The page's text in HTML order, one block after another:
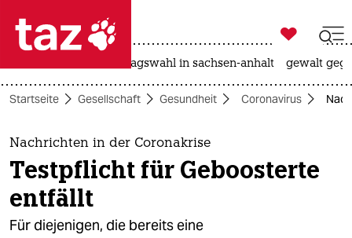
 taz zahl ich
taz zahl ich
themen
politik
öko

taz zahl ich
landtagswahl in sachsen-anhalt gewalt
Startseite Gesellschaft Gesundheit Coronavirus
Nachrichten in der Coronakrise
Testpflicht für Geboosterte
entfällt
Für diejenigen, die bereits eine